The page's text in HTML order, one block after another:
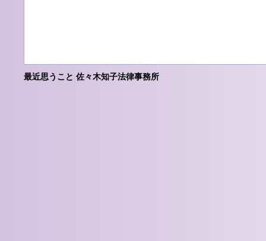
最近思うこと 佐々木知子法律事務所